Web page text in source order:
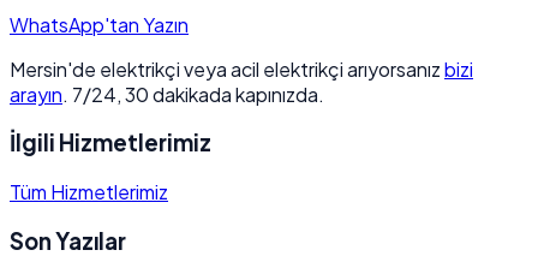
WhatsApp'tan Yazın
Mersin'de elektrikçi veya acil elektrikçi arıyorsanızbizi
arayın. 7/24, 30 dakikada kapınızda.
İlgili Hizmetlerimiz
Tüm Hizmetlerimiz
Son Yazılar